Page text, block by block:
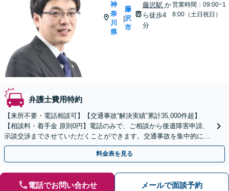
神
奈
川
県
|
藤
沢
市
藤沢駅 か
ら徒歩4
分
営業時間：09:00~1
8:00（土日祝日）
弁護士費用特約
【来所不要・電話相談可】【交通事故“解決実績”累計35,000件超】
【相談料・着手金 原則0円】電話のみで、ご相談から後遺障害申請、
示談交渉までさせていただくことができます。交通事故を集中的に取
り扱っている弁護士が全力でサポート！
料金表を見る
電話でお問い合わせ メールで面談予約